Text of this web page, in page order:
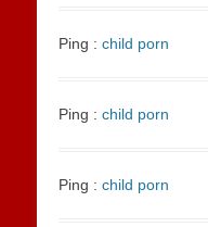
Ping : child porn
Ping : child porn
Ping : child porn